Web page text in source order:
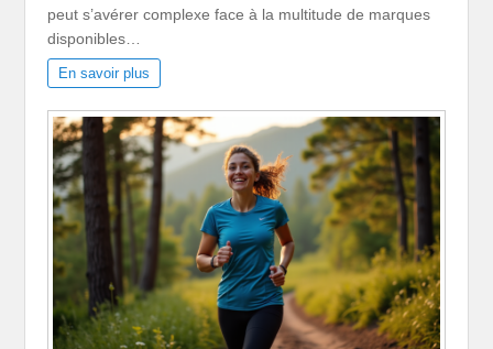
peut s’avérer complexe face à la multitude de marques
disponibles…
En savoir plus